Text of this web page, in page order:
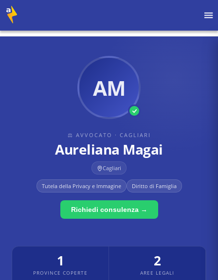
AM
⚖ AVVOCATO · CAGLIARI
Aureliana Magai
Cagliari
Tutela della Privacy e Immagine Diritto di Famiglia
Richiedi consulenza →
1
PROVINCE COPERTE
2
AREE LEGALI